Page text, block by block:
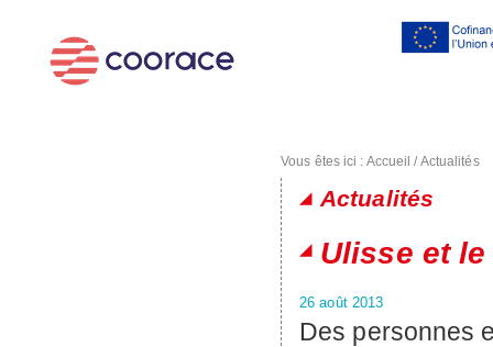
Vous êtes ici : Accueil /Actualités
Actualités
Ulisse et le
26 août 2013
Des personnes
Pages